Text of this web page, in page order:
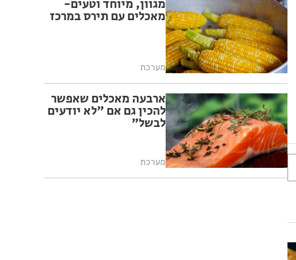
מגוון, מיוחד וטעים-
מאכלים עם תירס במרכז
מערכת
ארבעה מאכלים שאפשר
להכין גם אם "לא יודעים
לבשל"
מערכת